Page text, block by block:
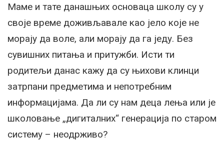
Маме и тате данашњих основаца школу су у
своје време доживљавале као јело које не
морају да воле, али морају да га једу. Без
сувишних питања и притужби. Исти ти
родитељи данас кажу да су њихови клинци
затрпани предметима и непотребним
информацијама. Да ли су нам деца лења или је
школовање „дигиталних“ генерација по старом
систему – неодрживо?